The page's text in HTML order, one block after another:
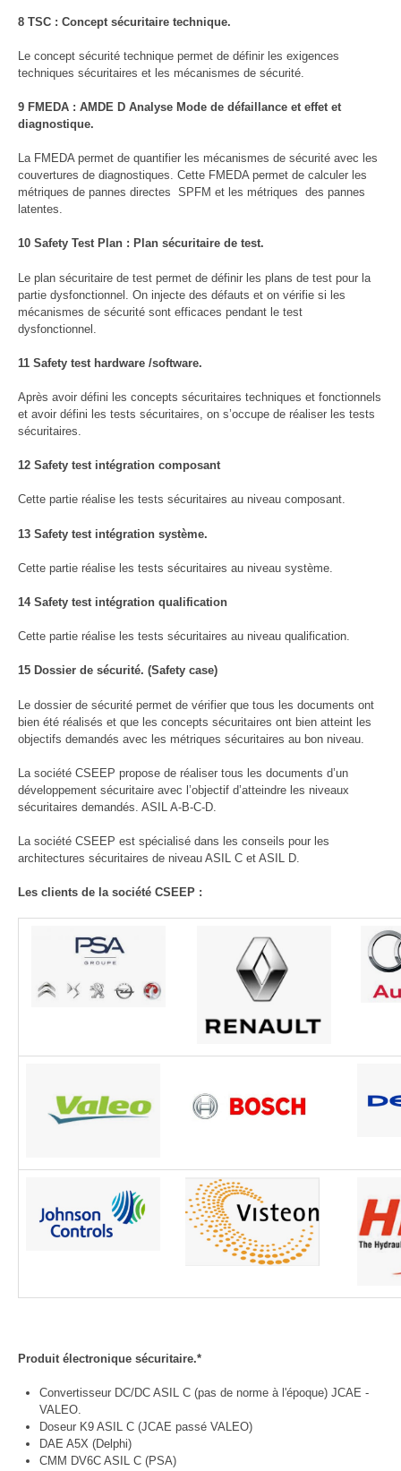
8 TSC : Concept sécuritaire technique.
Le concept sécurité technique permet de définir les exigences
techniques sécuritaires et les mécanismes de sécurité.
9 FMEDA : AMDE D Analyse Mode de défaillance et effet et
diagnostique.
La FMEDA permet de quantifier les mécanismes de sécurité avec les
couvertures de diagnostiques. Cette FMEDA permet de calculer les
métriques de pannes directes SPFM et les métriques des pannes
latentes.
10 Safety Test Plan : Plan sécuritaire de test.
Le plan sécuritaire de test permet de définir les plans de test pour la
partie dysfonctionnel. On injecte des défauts et on vérifie si les
mécanismes de sécurité sont efficaces pendant le test
dysfonctionnel.
11 Safety test hardware /software.
Après avoir défini les concepts sécuritaires techniques et fonctionnels
et avoir défini les tests sécuritaires, on s’occupe de réaliser les tests
sécuritaires.
12 Safety test intégration composant
Cette partie réalise les tests sécuritaires au niveau composant.
13 Safety test intégration système.
Cette partie réalise les tests sécuritaires au niveau système.
14 Safety test intégration qualification
Cette partie réalise les tests sécuritaires au niveau qualification.
15 Dossier de sécurité. (Safety case)
Le dossier de sécurité permet de vérifier que tous les documents ont
bien été réalisés et que les concepts sécuritaires ont bien atteint les
objectifs demandés avec les métriques sécuritaires au bon niveau.
La société CSEEP propose de réaliser tous les documents d’un
développement sécuritaire avec l’objectif d’atteindre les niveaux
sécuritaires demandés. ASIL A-B-C-D.
La société CSEEP est spécialisé dans les conseils pour les
architectures sécuritaires de niveau ASIL C et ASIL D.
Les clients de la société CSEEP :
Produit électronique sécuritaire.*
Convertisseur DC/DC ASIL C (pas de norme à l'époque) JCAE -
VALEO.
Doseur K9 ASIL C (JCAE passé VALEO)
DAE A5X (Delphi)
CMM DV6C ASIL C (PSA)